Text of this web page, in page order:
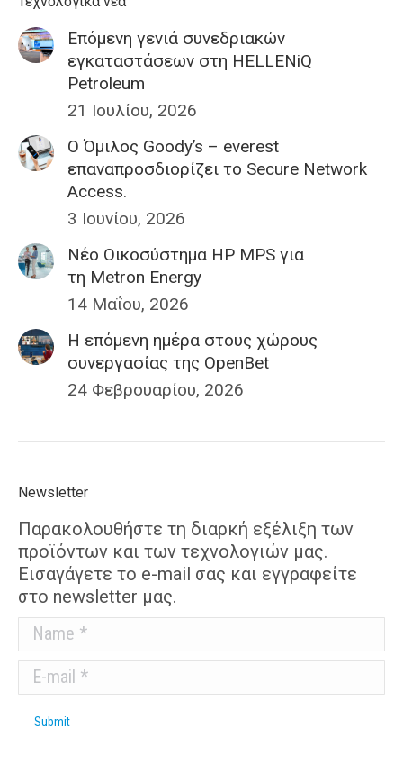
Επόμενη γενιά συνεδριακών
εγκαταστάσεων στη HELLENiQ
Petroleum
21 Ιουλίου, 2026
Ο Όμιλος Goody’s – everest
επαναπροσδιορίζει το Secure Network
Access.
3 Ιουνίου, 2026
Nέο Οικοσύστημα HP MPS για
τη Metron Energy
14 Μαΐου, 2026
H επόμενη ημέρα στους χώρους
συνεργασίας της OpenBet
24 Φεβρουαρίου, 2026
Newsletter
Παρακολουθήστε τη διαρκή εξέλιξη των
προϊόντων και των τεχνολογιών μας.
Εισαγάγετε το e-mail σας και εγγραφείτε
στο newsletter μας.
Name *
E-mail *
Submit